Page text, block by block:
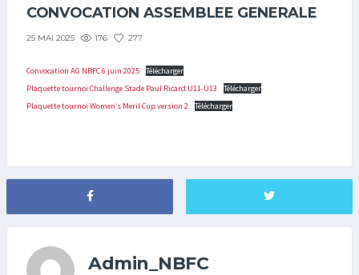
CONVOCATION ASSEMBLEE GENERALE
25 MAI 2025 176 277
Convocation AG NBFC 6 juin 2025
Télécharger
Plaquette tournoi Challenge Stade Paul Ricard U11-U13
Télécharger
Plaquette tournoi Women’s Meril Cup version 2
Télécharger
Admin_NBFC